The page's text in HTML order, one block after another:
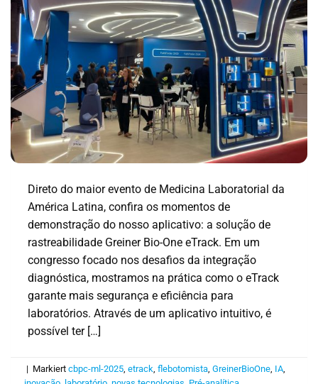
Direto do maior evento de Medicina Laboratorial da
América Latina, confira os momentos de
demonstração do nosso aplicativo: a solução de
rastreabilidade Greiner Bio-One eTrack. Em um
congresso focado nos desafios da integração
diagnóstica, mostramos na prática como o eTrack
garante mais segurança e eficiência para
laboratórios. Através de um aplicativo intuitivo, é
possível ter […]
| Markiertcbpc-ml-2025,etrack,flebotomista,GreinerBioOne, IA,